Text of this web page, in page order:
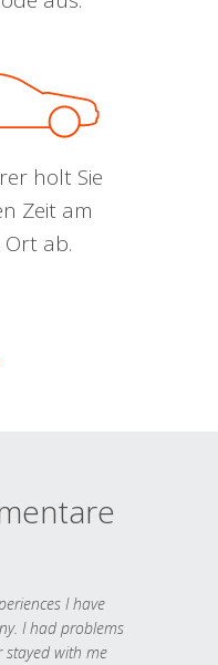
holt Sie
Zeit am
ab.
I have
I had problems
with me